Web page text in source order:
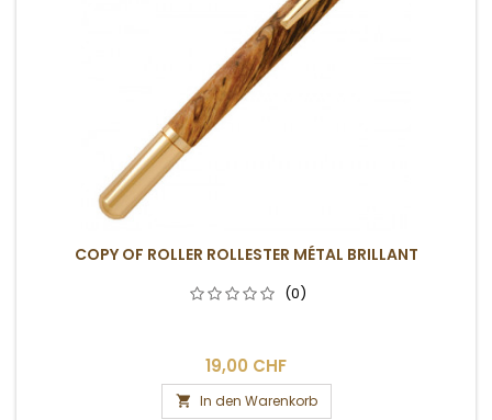
COPY OF ROLLER ROLLESTER MÉTAL BRILLANT
(0)
19,00 CHF
 In den Warenkorb